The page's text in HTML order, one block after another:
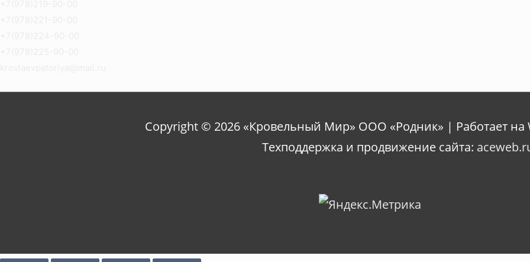
Copyright © 2026 «Кровельный Мир» ООО «Родник» | Работает на
Техподдержка и продвижение сайта: